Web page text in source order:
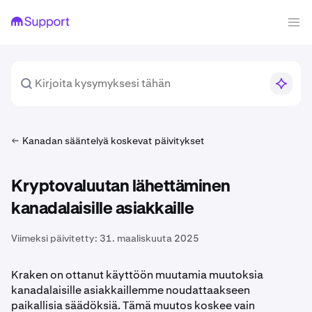
Kanadan sääntelyä koskevat päivitykset
Kryptovaluutan lähettäminen
kanadalaisille asiakkaille
Viimeksi päivitetty: 31. maaliskuuta 2025
Kraken on ottanut käyttöön muutamia muutoksia
kanadalaisille asiakkaillemme noudattaakseen
paikallisia säädöksiä. Tämä muutos koskee vain